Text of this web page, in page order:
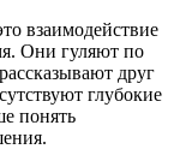
взаимодействие
Они гуляют по
друг
глубокие
понять